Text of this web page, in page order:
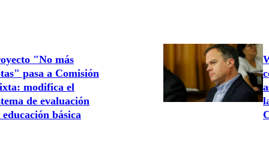
"No más
pasa a Comisión
modifica el
de evaluación
educación básica